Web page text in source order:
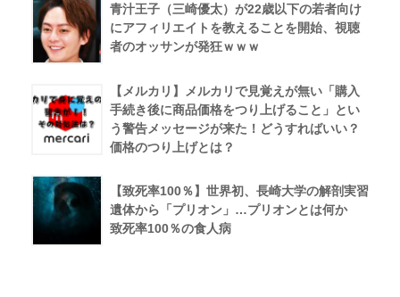
青汁王子（三崎優太）が22歳以下の若者向け
にアフィリエイトを教えることを開始、視聴
者のオッサンが発狂ｗｗｗ
【メルカリ】メルカリで見覚えが無い「購入
手続き後に商品価格をつり上げること」とい
う警告メッセージが来た！どうすればいい？
価格のつり上げとは？
【致死率100％】世界初、長崎大学の解剖実習
遺体から「プリオン」…プリオンとは何か
致死率100％の食人病